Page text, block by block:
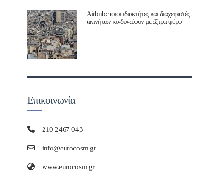
Airbnb: ποιοι ιδιοκτήτες και διαχειριστές
ακινήτων κινδυνεύουν με έξτρα φόρο
Επικοινωνία
210 2467 043
info@eurocosm.gr
www.eurocosm.gr